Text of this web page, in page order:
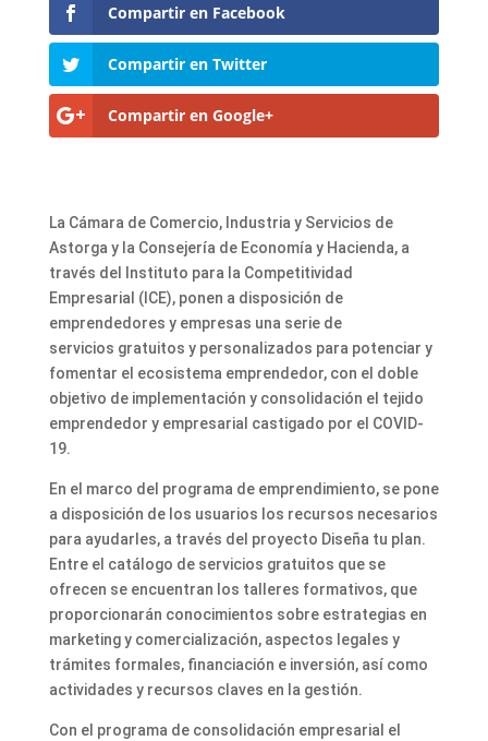
Compartir en Facebook
Compartir en Twitter
Compartir en Google+
La Cámara de Comercio, Industria y Servicios de
Astorga y la Consejería de Economía y Hacienda, a
través del Instituto para la Competitividad
Empresarial (ICE), ponen a disposición de
emprendedores y empresas una serie de
servicios gratuitos y personalizados para potenciar y
fomentar el ecosistema emprendedor, con el doble
objetivo de implementación y consolidación el tejido
emprendedor y empresarial castigado por el COVID-
19.
En el marco del programa de emprendimiento, se pone
a disposición de los usuarios los recursos necesarios
para ayudarles, a través del proyecto Diseña tu plan.
Entre el catálogo de servicios gratuitos que se
ofrecen se encuentran los talleres formativos, que
proporcionarán conocimientos sobre estrategias en
marketing y comercialización, aspectos legales y
trámites formales, financiación e inversión, así como
actividades y recursos claves en la gestión.
Con el programa de consolidación empresarial el